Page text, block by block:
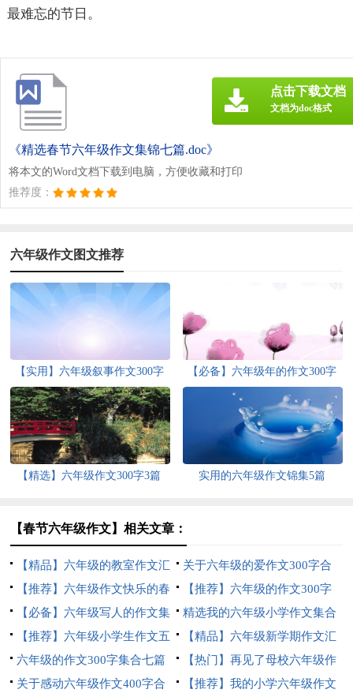
最难忘的节日。
《精选春节六年级作文集锦七篇.doc》
将本文的Word文档下载到电脑，方便收藏和打印
推荐度：
点击下载文档
文档为doc格式
六年级作文图文推荐
【实用】六年级叙事作文300字
集合十篇
【必备】六年级年的作文300字
锦集9篇
【精选】六年级作文300字3篇 实用的六年级作文锦集5篇
【春节六年级作文】相关文章：
【精品】六年级的教室作文汇
总6篇
关于六年级的爱作文300字合
集八篇
【推荐】六年级作文快乐的春
节作文合集6篇
【推荐】六年级的作文300字
合集6篇
【必备】六年级写人的作文集
锦6篇
精选我的六年级小学作文集合
5篇
【推荐】六年级小学生作文五
篇
【精品】六年级新学期作文汇
编七篇
六年级的作文300字集合七篇
【热门】再见了母校六年级作
文合集五篇
关于感动六年级作文400字合 【推荐】我的小学六年级作文